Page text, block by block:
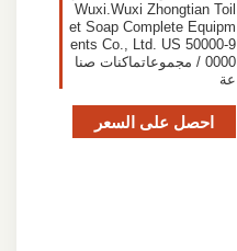
Wuxi.Wuxi Zhongtian Toil
et Soap Complete Equipm
ents Co., Ltd. US 50000-9
0000 / مجموعاتماكنات صنا
عة
احصل على السعر